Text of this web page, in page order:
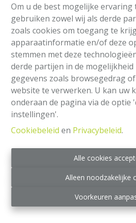
Om u de best mogelijke ervaring
gebruiken zowel wij als derde
zoals cookies om toegang te
apparaatinformatie en/of deze
stemmen met deze
derde partijen in de
gegevens zoals browsegedrag
website te verwerken. U kan uw
onderaan de pagina via de optie
instellingen'.
Cookiebeleid en Privacybeleid.
Alle cookies
Alleen noodzakelijke
Voorkeuren
Huis
Grande rue au Bois 119, 1030
1